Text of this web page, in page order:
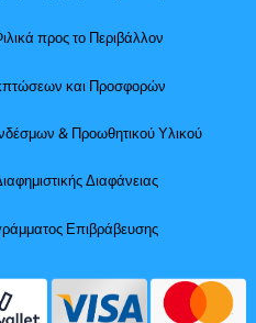
προς το Περιβάλλον
και Προσφορών
& Προωθητικού Υλικού
Διαφάνειας
Επιβράβευσης